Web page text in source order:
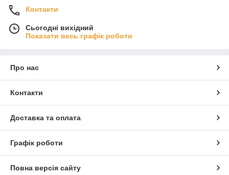
Контакти
Сьогодні вихідний
Показати весь графік роботи
Про нас
Контакти
Доставка та оплата
Графік роботи
Повна версія сайту